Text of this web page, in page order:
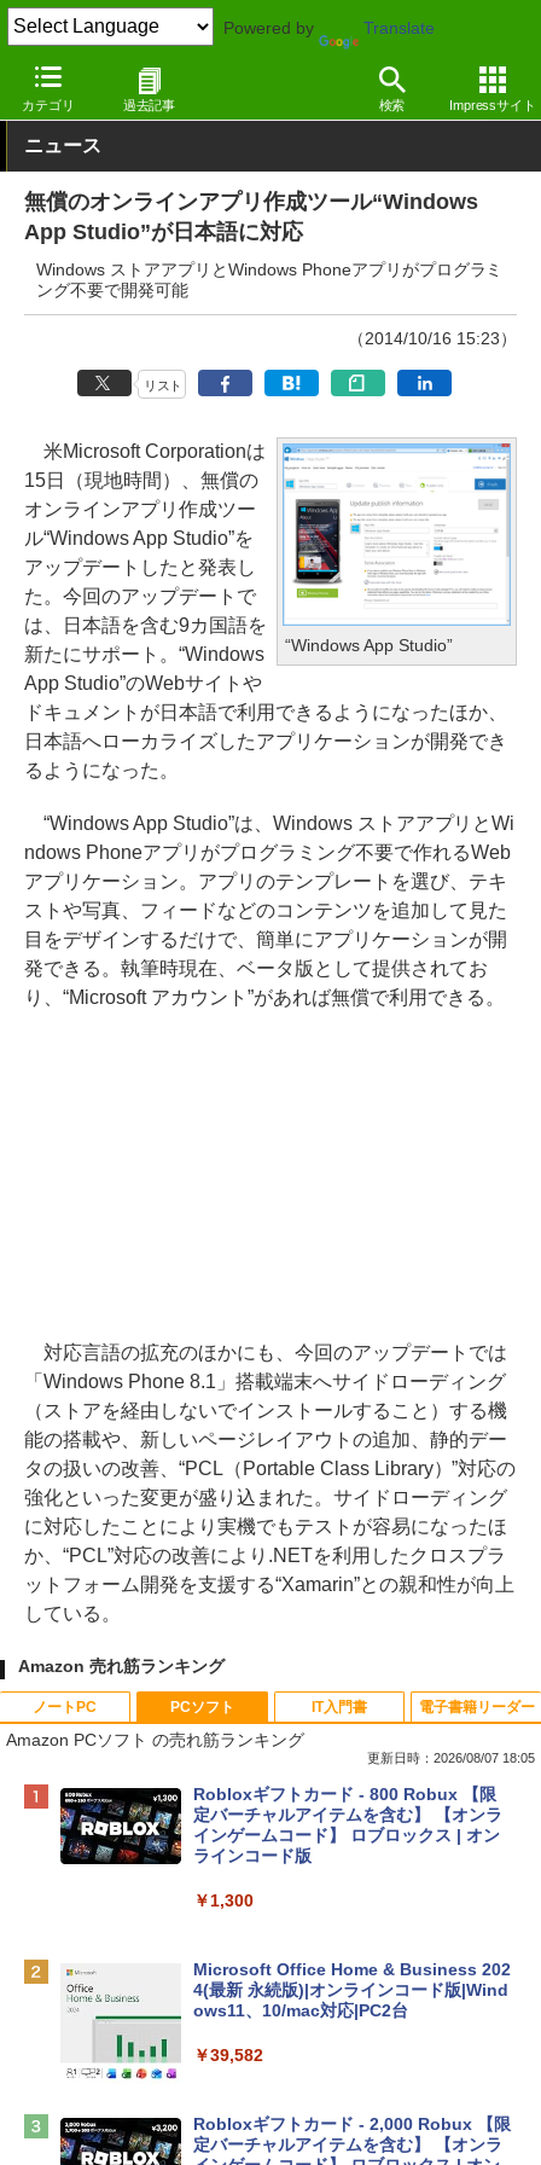
Powered by Translate
カテゴリ 過去記事 検索 Impressサイト
窓の杜 プログラミング Webサービス
ニュース
無償のオンラインアプリ作成ツール“Windows
App Studio”が日本語に対応
Windows ストアアプリとWindows Phoneアプリがプログラミ
ング不要で開発可能
（2014/10/16 15:23）
リスト
“Windows App Studio”
米Microsoft Corporationは
15日（現地時間）、無償の
オンラインアプリ作成ツー
ル“Windows App Studio”を
アップデートしたと発表し
た。今回のアップデートで
は、日本語を含む9カ国語を
新たにサポート。“Windows
App Studio”のWebサイトや
ドキュメントが日本語で利用できるようになったほか、
日本語へローカライズしたアプリケーションが開発でき
るようになった。
“Windows App Studio”は、Windows ストアアプリとWi
ndows Phoneアプリがプログラミング不要で作れるWeb
アプリケーション。アプリのテンプレートを選び、テキ
ストや写真、フィードなどのコンテンツを追加して見た
目をデザインするだけで、簡単にアプリケーションが開
発できる。執筆時現在、ベータ版として提供されてお
り、“Microsoft アカウント”があれば無償で利用できる。
対応言語の拡充のほかにも、今回のアップデートでは
「Windows Phone 8.1」搭載端末へサイドローディング
（ストアを経由しないでインストールすること）する機
能の搭載や、新しいページレイアウトの追加、静的デー
タの扱いの改善、“PCL（Portable Class Library）”対応の
強化といった変更が盛り込まれた。サイドローディング
に対応したことにより実機でもテストが容易になったほ
か、“PCL”対応の改善により.NETを利用したクロスプラ
ットフォーム開発を支援する“Xamarin”との親和性が向上
している。
Amazon 売れ筋ランキング
ノートPC
Apple 2026 MacBook Neo A18 Proチッ
プ搭載13インチノートブック：AIとAppl
e Intelligence、Liquid Retinaディスプ
レイ、8GBメモリ、512GB SSD、1080p
ィゴ + 3年延長 AppleCare+ for 13インチ
￥162,598
ンケース Dell NEC Lavie ASUS HP dyna
￥2,952
PCソフト
Amazon PCソフト の売れ筋ランキング
更新日時：2026/08/07 18:05
Robloxギフトカード - 800 Robux 【限
定バーチャルアイテムを含む】 【オンラ
インゲームコード】 ロブロックス | オン
ラインコード版
￥1,300
Microsoft Office Home & Business 202
4(最新 永続版)|オンラインコード版|Wind
ows11、10/mac対応|PC2台
￥39,582
Robloxギフトカード - 2,000 Robux 【限
定バーチャルアイテムを含む】 【オンラ
IT入門書 電子書籍リーダー